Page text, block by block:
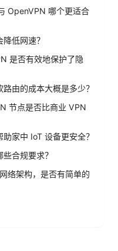
OpenVPN 哪个更适合
低网速？
是否有效地保护了隐
由的成本大概是多少？
节点是否比商业 VPN
家中 IoT 设备更安全？
合规要求？
络架构，是否有简单的